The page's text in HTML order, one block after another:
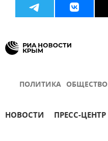
ПОЛИТИКА ОБЩЕСТВО
НОВОСТИ ПРЕСС-ЦЕНТР